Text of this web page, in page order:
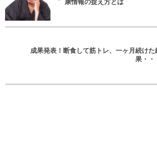
康情報の捉え方とは
成果発表！断食して筋トレ、一ヶ月続けた
果・・